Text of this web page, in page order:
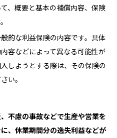
、概要と基本の補償内容、保険
的な利益保険の内容です。具体
容などによって異なる可能性が
しようとする際は、その保険の
い。
不慮の事故などで生産や営業を
、休業期間分の逸失利益などが